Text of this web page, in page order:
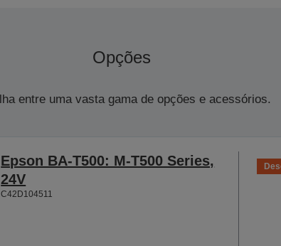
Opções
entre uma vasta gama de opções e acessórios.
Epson BA-T500: M-T500 Series,
24V
C42D104511